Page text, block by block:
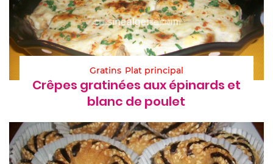
Gratins Plat principal
Crêpes gratinées aux épinards et
blanc de poulet